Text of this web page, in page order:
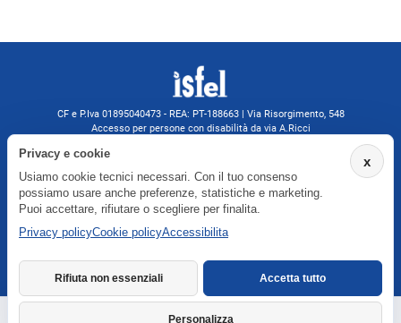
CF e P.Iva 01895040473 - REA: PT-188663 | Via Risorgimento, 548
Accesso per persone con disabilità da via A.Ricci
isfel@pec.it
Informativa privacy
Agenzia formativa iscritta a Formatemp
x
Privacy e cookie
Usiamo cookie tecnici necessari. Con il tuo consenso
possiamo usare anche preferenze, statistiche e marketing.
Puoi accettare, rifiutare o scegliere per finalita.
Privacy policyCookie policyAccessibilita
Rifiuta non essenziali
Personalizza
Accetta tutto